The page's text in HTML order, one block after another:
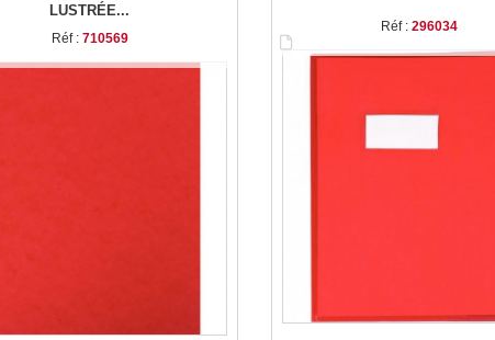
LUSTRÉE...
Réf : 710569
Réf : 296034